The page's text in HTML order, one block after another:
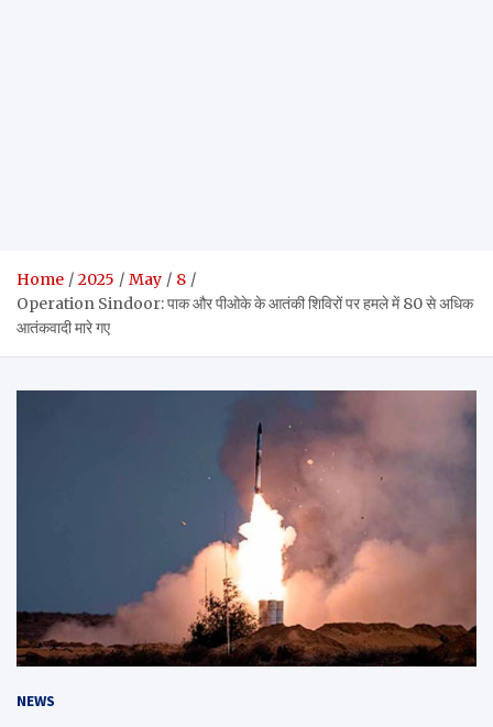
Home 2025 May
8
Operation Sindoor: पाक और पीओके के आतंकी शिविरों पर हमले में 80 से अधिक
आतंकवादी मारे गए
NEWS